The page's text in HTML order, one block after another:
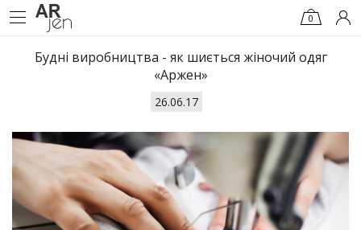
0
Будні виробництва - як шиється жіночий одяг
«Аржен»
26.06.17